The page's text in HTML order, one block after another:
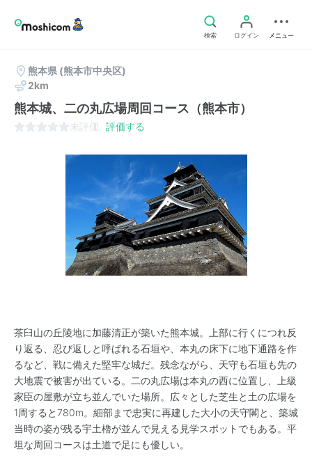
検索 ログイン メニュー
熊本県 (熊本市中央区)
2km
熊本城、二の丸広場周回コース（熊本市）
未評価 評価する
茶臼山の丘陵地に加藤清正が築いた熊本城。上部に行くにつれ反
り返る、忍び返しと呼ばれる石垣や、本丸の床下に地下通路を作
るなど、戦に備えた堅牢な城だ。残念ながら、天守も石垣も先の
大地震で被害が出ている。二の丸広場は本丸の西に位置し、上級
家臣の屋敷が立ち並んでいた場所。広々とした芝生と土の広場を
1周すると780m。細部まで忠実に再建した大小の天守閣と、築城
当時の姿が残る宇土櫓が並んで見える見学スポットでもある。平
坦な周回コースは土道で足にも優しい。